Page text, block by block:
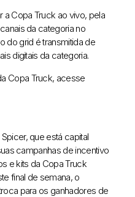
Copa Truck ao vivo, pela
da categoria no
do grid é transmitida de
digitais da categoria.
Copa Truck, acesse
que está capital
campanhas de incentivo
e kits da Copa Truck
final de semana, o
para os ganhadores de